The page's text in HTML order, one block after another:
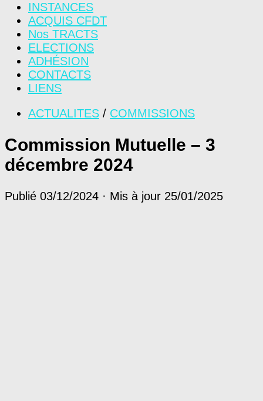
INSTANCES
ACQUIS CFDT
Nos TRACTS
ELECTIONS
ADHÉSION
CONTACTS
LIENS
ACTUALITES / COMMISSIONS
Commission Mutuelle – 3
décembre 2024
Publié 03/12/2024 · Mis à jour 25/01/2025